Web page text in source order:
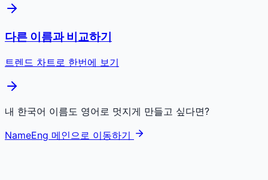
다른 이름과 비교하기
트렌드 차트로 한번에 보기
내 한국어 이름도 영어로 멋지게 만들고 싶다면?
NameEng 메인으로 이동하기